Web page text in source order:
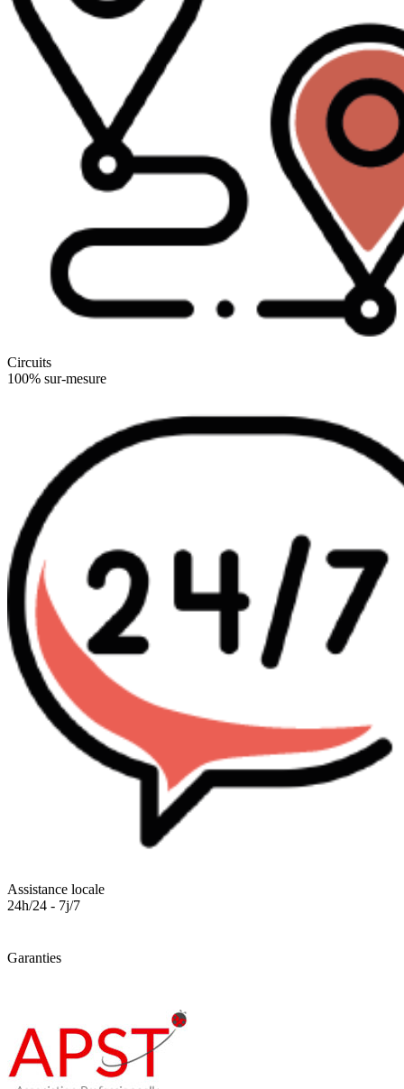
Circuits
100% sur-mesure
Assistance locale
24h/24 - 7j/7
Garanties